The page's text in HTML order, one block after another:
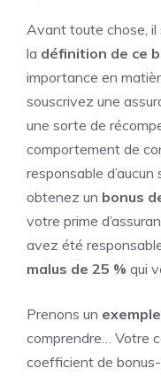
Avant toute chose, il
la définition de ce
importance en
souscrivez une
une sorte de
comportement de
responsable d’aucun
obtenez un bonus
votre prime
avez été
malus de 25 % qui
Prenons un
comprendre… Votre
coefficient de